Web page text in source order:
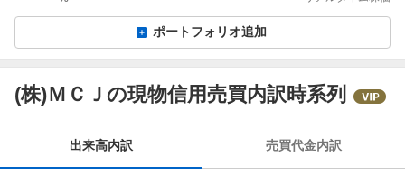
ポートフォリオ追加
(株)ＭＣＪの現物信用売買内訳時系列
訳
出来高内訳 売買代金内訳